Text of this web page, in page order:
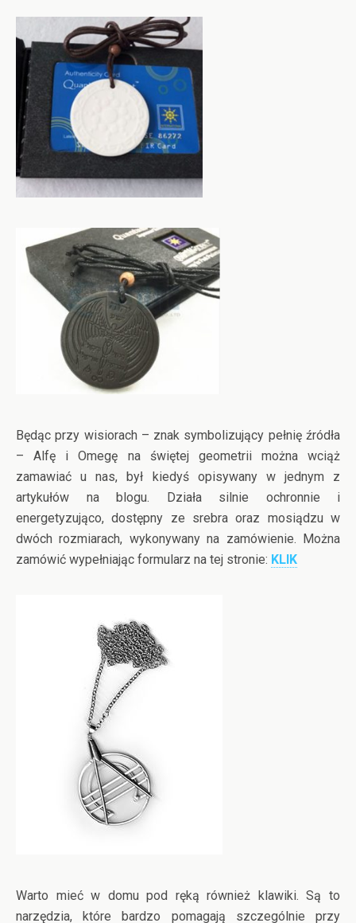
Będąc przy wisiorach – znak symbolizujący pełnię źródła
– Alfę i Omegę na świętej geometrii można wciąż
zamawiać u nas, był kiedyś opisywany w jednym z
artykułów na blogu. Działa silnie ochronnie i
energetyzująco, dostępny ze srebra oraz mosiądzu w
dwóch rozmiarach, wykonywany na zamówienie. Można
zamówić wypełniając formularz na tej stronie: KLIK
Warto mieć w domu pod ręką również klawiki. Są to
narzędzia, które bardzo pomagają szczególnie przy